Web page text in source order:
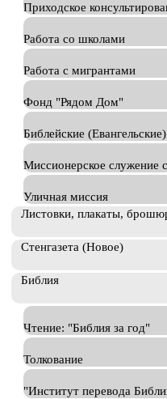
Приходское
Работа со школами
Работа с мигрантами
Фонд "Рядом Дом"
Библейские
Миссионерское служение
Уличная миссия
Листовки, плакаты,
Стенгазета (Новое)
Библия
Чтение: "Библия за год"
Толкование
"Институт перевода